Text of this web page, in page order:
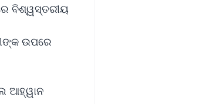
ବିଶ୍ୱସ୍ତରୀୟ
ଉପରେ
ଆହ୍ୱାନ